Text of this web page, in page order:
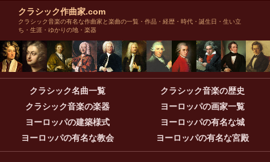
クラシック作曲家.com
クラシック音楽の有名な作曲家と楽曲の一覧・作品・経歴・時代・誕生日・生い立
ち・生涯・ゆかりの地・楽器
クラシック名曲一覧
クラシック音楽の歴史
クラシック音楽の楽器
ヨーロッパの画家一覧
ヨーロッパの建築様式
ヨーロッパの有名な城
ヨーロッパの有名な教会
ヨーロッパの有名な宮殿